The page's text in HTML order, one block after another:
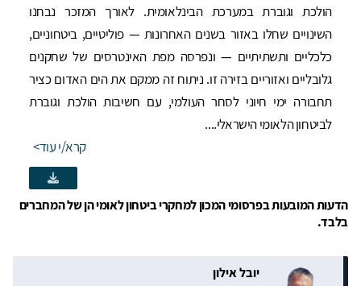
הולכת וגוברת במערכת הבינלאומית. לאורך המזכר נבחנו
השינויים שחלו באזור בשנים האחרונות — פוליטיים, ביטחוניים,
כלכליים ותשתיתיים — ונפרסה מפת האינטרסים של שחקנים
גלובליים ואזוריים בזירה זו. ניתוח זה ממקם את הים האדום כציר
תחבורה ימי חיוני לסחר העולמי, עם חשיבות הולכת וגוברת
לביטחון הלאומי הישראלי....
קרא/י עוד
הדעות המובעות בפרסומי המכון למחקרי ביטחון לאומי הן של המחברים
בלבד.
יובל אילון